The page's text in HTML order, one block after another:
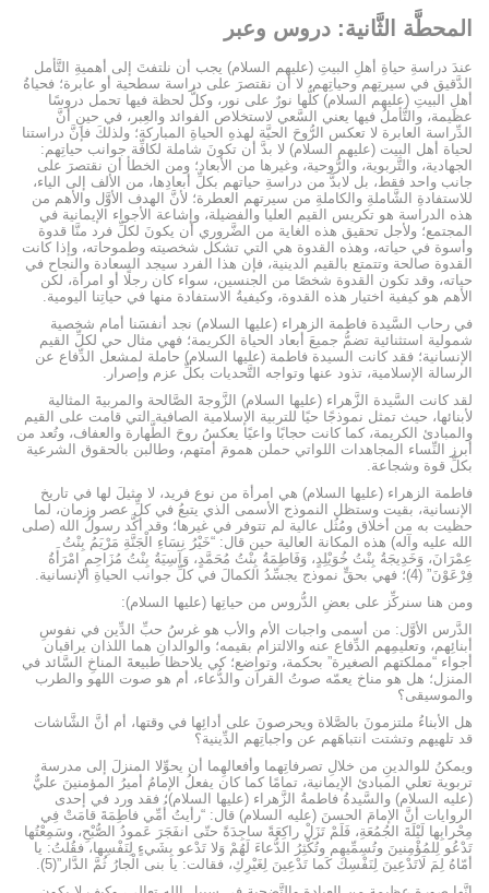
المحطَّة الثَّانية: دروس وعبر
عندَ دراسةِ حياةِ أهلِ البيتِ (عليهم السلام) يجب أن نلتفتَ إلى أهميةِ التَّأمل
الدَّقيق في سيرتِهم وحياتِهم، لا أن نقتصرَ على دراسة سطحية أو عابرة؛ فحياةُ
أهلِ البيتِ (عليهم السلام) كلُّها نورٌ على نور، وكلُّ لحظة فيها تحمل دروسًا
عظيمة، والتَّأملُ فيها يعني السَّعي لاستخلاص الفوائد والعِبر، في حينِ أنَّ
الدِّراسة العابرة لا تعكس الرُّوحَ الحيَّة لهذهِ الحياةِ المباركة؛ ولذلكَ فإنَّ دراستنا
لحياة أهل البيت (عليهم السلام) لا بدَّ أن تكونَ شاملة لكافِّة جوانب حياتِهم:
الجهادية، والتَّربوية، والرُّوحية، وغيرها من الأبعاد؛ ومن الخطأ أن نقتصرَ على
جانب واحد فقط، بل لابدَّ من دراسةِ حياتهم بكلِّ أبعادِها، من الألف إلى الياء،
للاستفادةِ الشَّاملةِ والكاملةِ من سيرتهم العطرة؛ لأنَّ الهدف الأوَّل والأهم من
هذه الدراسة هو تكريس القيم العليا والفضيلة، وإشاعة الأجواء الإيمانية في
المجتمع؛ ولأجل تحقيق هذه الغاية من الضَّروري أن يكونَ لكلِّ فرد منَّا قدوة
وأسوة في حياته، وهذه القدوة هي التي تشكل شخصيته وطموحاته، وإذا كانت
القدوة صالحة وتتمتع بالقيم الدينية، فإن هذا الفرد سيجد السعادة والنجاح في
حياته، وقد تكون القدوة شخصًا من الجنسين، سواء كان رجلًا أو امرأة، لكن
الأهم هو كيفية اختيار هذه القدوة، وكيفيةُ الاستفادة منها في حياتِنا اليومية.
في رحاب السَّيدة فاطمة الزهراء (عليها السلام) نجد أنفسَنا أمام شخصية
شمولية استثنائية تضمُّ جميعَ أبعاد الحياة الكريمة؛ فهي مثال حي لكلِّ القيم
الإنسانية؛ فقد كانت السيدة فاطمة (عليها السلام) حاملة لمشعل الدِّفاع عن
الرسالة الإسلامية، تذود عنها وتواجه التَّحديات بكلِّ عزم وإصرار.
لقد كانت السَّيدة الزَّهراء (عليها السلام) الزَّوجةَ الصَّالحة والمربيةَ المثالية
لأبنائها، حيث تمثل نموذجًا حيًا للتربية الإسلامية الصافية التي قامت على القيم
والمبادئ الكريمة، كما كانت حجابًا واعيًا يعكسُ روحَ الطَّهارة والعفاف، وتُعد من
أبرز النِّساء المجاهدات اللواتي حملن همومَ أمتهم، وطالبن بالحقوق الشرعية
بكلِّ قوة وشجاعة.
فاطمة الزهراء (عليها السلام) هي امرأة من نوع فريد، لا مثيلَ لها في تاريخ
الإنسانية، بقيت وستظل النموذج الأسمى الذي يتبعُ في كلِّ عصر وزمان، لما
حظيت به من أخلاق ومُثُل عالية لم تتوفر في غيرها؛ وقد أكَّد رسولُ الله (صلى
الله عليه وآله) هذه المكانة العالية حين قال: “خَيْرُ نِسَاءِ الْجَنَّةِ مَرْيَمُ بِنْتُ
عِمْرَانَ، وَخَدِيجَةُ بِنْتُ خُوَيْلِدٍ، وَفَاطِمَةُ بِنْتُ مُحَمَّدٍ، وَآسِيَةُ بِنْتُ مُزَاحِمٍ امْرَأَةُ
فِرْعَوْنَ” (4)؛ فهي بحقٍّ نموذج يجسِّدُ الكمالَ في كلِّ جوانب الحياةِ الإنسانية.
ومن هنا سنركِّز على بعضِ الدُّروس من حياتِها (عليها السلام):
الدَّرس الأوَّل: من أسمى واجبات الأم والأب هو غرسُ حبِّ الدِّين في نفوسِ
أبنائِهم، وتعليمِهم الدِّفاع عنه والالتزام بقيمه؛ والوالدانِ هما اللذان يراقبان
أجواء “مملكتهم الصغيرة” بحكمة، وتواضع؛ كي يلاحظا طبيعةَ المناخِ السَّائد في
المنزل؛ هل هو مناخ يعمّه صوتُ القرآن والدُّعاء، أم هو صوت اللهو والطرب
والموسيقى؟
هل الأبناءُ ملتزمونَ بالصَّلاة ويحرصونَ على أدائِها في وقتها، أم أنَّ الشَّاشات
قد تلهيهم وتشتت انتباهَهم عن واجباتِهم الدِّينية؟
ويمكنُ للوالدينِ من خلالِ تصرفاتِهما وأفعالهِما أن يحوِّلا المنزلَ إلى مدرسة
تربوية تعلي المبادئ الإيمانية، تمامًا كما كان يفعلُ الإمامُ أميرُ المؤمنينَ عليٌّ
(عليه السلام) والسَّيدةُ فاطمةُ الزَّهراء (عليها السلام)؛ فقد ورد في إحدى
الروايات أنَّ الإمامَ الحسنَ (عليه السلام) قال: “رأيتُ أُمِّي فاطِمَةَ قامَتْ فِي
مِحْرابِها لَيْلَةَ الجُمُعَةِ، فَلَمْ تَزَلْ راكِعَةً ساجِدَةً حتّى انفَجَرَ عَمودُ الصُّبْحِ، وسَمِعْتُها
تَدْعُو لِلمُؤْمِنينَ وتُسِمِّيهِم وتُكْثِرُ الدُّعاءَ لَهُمْ وَلا تَدْعو بِشَيءٍ لِنَفْسِها، فقُلتُ: يا
أمّاهُ لِمَ لَاتَدْعِينَ لِنَفْسِك كَما تَدْعِينَ لِغَيْرِكِ، فقالت: يا بنى الْجارُ ثُمَّ الدَّار”(5).